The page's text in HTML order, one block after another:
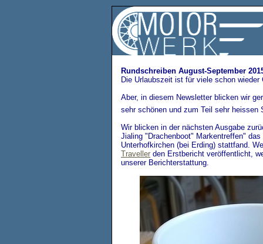
Rundschreiben August-September
Die Urlaubszeit ist für viele schon wieder
Aber, in diesem Newsletter blicken wir
sehr schönen und zum Teil sehr heissen
Wir blicken in der nächsten Ausgabe
Jialing "Drachenboot" Markentreffen"
Unterhofkirchen (bei Erding) stattfand.
Traveller den Erstbericht veröffentlicht,
unserer Berichterstattung.